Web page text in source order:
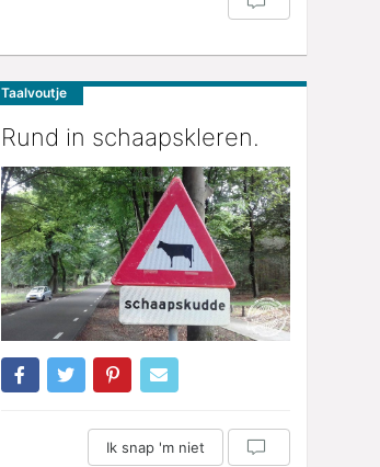
Taalvoutje
Rund in schaapskleren.
Ik snap 'm niet